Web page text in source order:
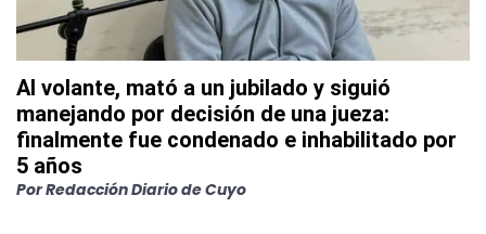
Al volante, mató a un jubilado y siguió
manejando por decisión de una jueza:
finalmente fue condenado e inhabilitado por
5 años
PorRedacción Diario de Cuyo